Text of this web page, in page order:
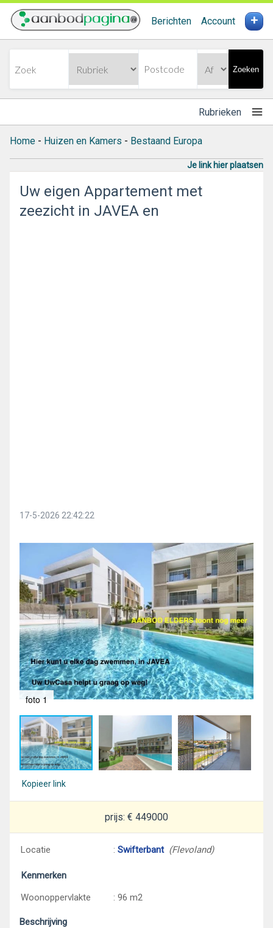
Berichten Account +
Zoeken
Rubrieken
Home - Huizen en Kamers - Bestaand Europa
Je link hier plaatsen
Uw eigen Appartement met
zeezicht in JAVEA en
17-5-2026 22:42:22
foto 1
Kopieer link
prijs: € 449000
Locatie : Swifterbant (Flevoland)
Kenmerken
Woonoppervlakte
: 96 m2
Beschrijving